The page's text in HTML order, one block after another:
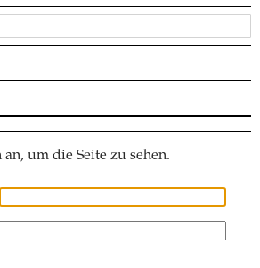
um die Seite zu sehen.